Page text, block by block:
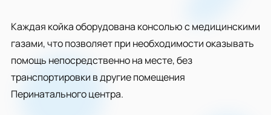
Каждая койка оборудована консолью с медицинскими
газами, что позволяет при необходимости оказывать
помощь непосредственно на месте, без
транспортировки в другие помещения
Перинатального центра.